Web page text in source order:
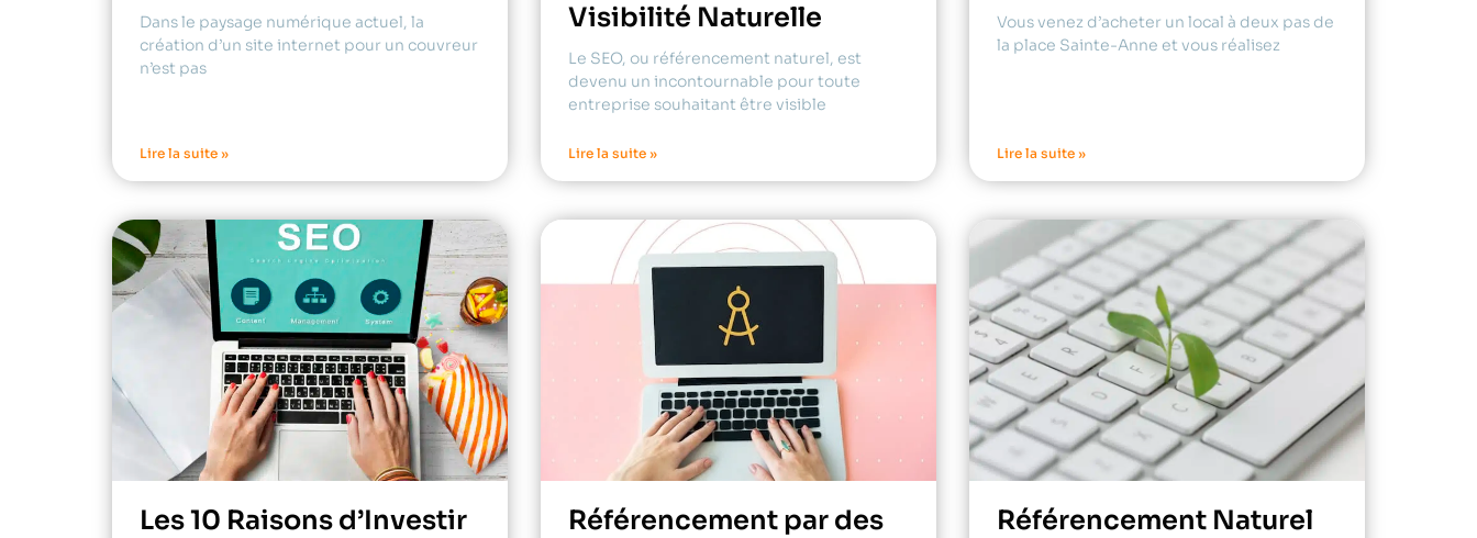
Dans le paysage numérique actuel, la
création d’un site internet pour un couvreur
n’est pas
Lire la suite »
Visibilité Naturelle
Le SEO, ou référencement naturel, est
devenu un incontournable pour toute
entreprise souhaitant être visible
Lire la suite »
Vous venez d’acheter un local à deux pas de
la place Sainte-Anne et vous réalisez
Lire la suite »
Les 10 Raisons d’Investir
Référencement par des
Référencement Naturel